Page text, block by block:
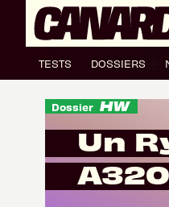
TESTS DOSSIERS
Dossier
Un